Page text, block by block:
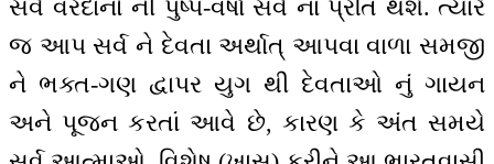
સર્વ વરદાનો ની પુષ્પ-વર્ષા સર્વ નાં પ્રતિ થશે. ત્યારે
જ આપ સર્વ ને દેવતા અર્થાત્ આપવા વાળા સમજી
ને ભક્ત-ગણ દ્વાપર યુગ થી દેવતાઓ નું ગાયન
અને પૂજન કરતાં આવે છે, કારણ કે અંત સમયે